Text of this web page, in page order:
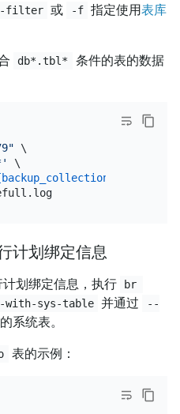
filter 或 -f 指定使用表库
db*.tbl*
条件的表的数据
\
\
    --log-file restorefull.log
计划绑定信息
划绑定信息，执行
br
with-sys-table 并通过
--
系统表。
表的示例：